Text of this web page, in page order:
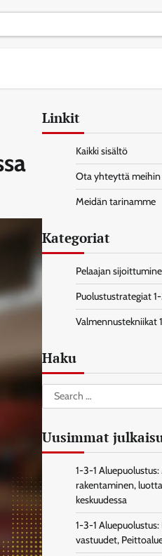
Linkit
Kaikki sisältö
Ota yhteyttä meihin
Meidän tarinamme
Kategoriat
Pelaajan
Puolustustrategiat
Valmennustekniikat
Haku
Search
for:
Uusimmat
1-3-1
rakentaminen,
keskuudessa
1-3-1
vastuudet,